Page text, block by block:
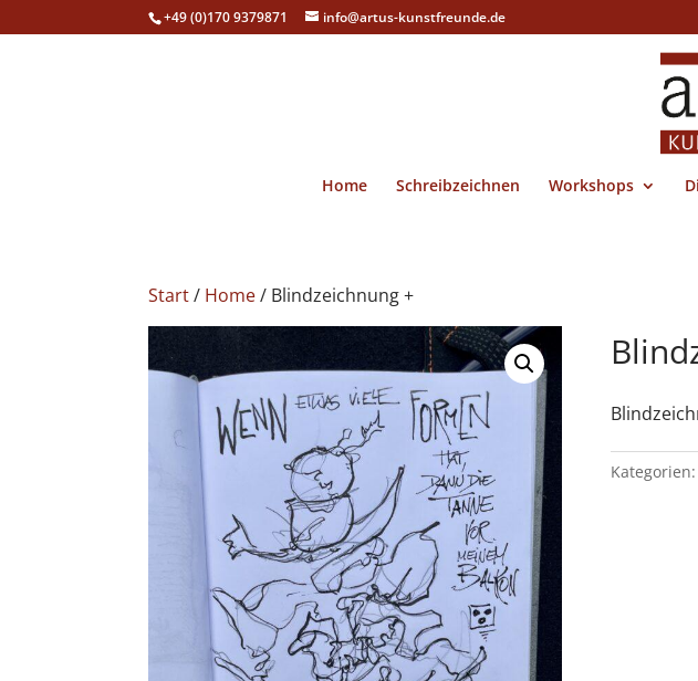
+49 (0)170 9379871 info@artus-kunstfreunde.de
Home Schreibzeichnen Workshops
Start/ Home/ Blindzeichnung +
Kategorien: